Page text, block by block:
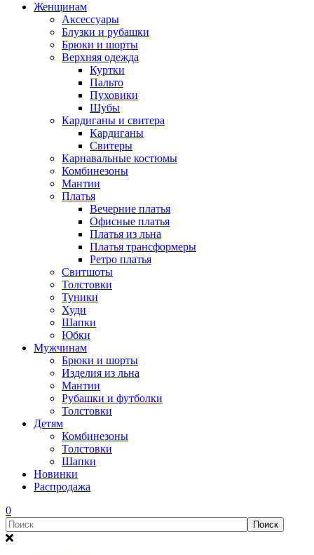
Женщинам
Аксессуары
Блузки и рубашки
Брюки и шорты
Верхняя одежда
Куртки
Пальто
Пуховики
Шубы
Кардиганы и свитера
Кардиганы
Свитеры
Карнавальные костюмы
Комбинезоны
Мантии
Платья
Вечерние платья
Офисные платья
Платья из льна
Платья трансформеры
Ретро платья
Свитшоты
Толстовки
Туники
Худи
Шапки
Юбки
Мужчинам
Брюки и шорты
Изделия из льна
Мантии
Рубашки и футболки
Толстовки
Детям
Комбинезоны
Толстовки
Шапки
Новинки
Распродажа
0